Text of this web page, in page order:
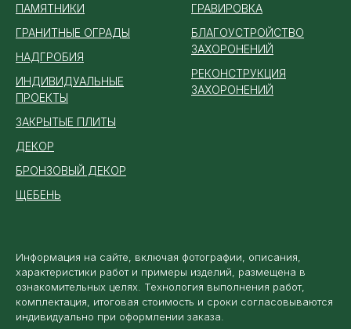
ПАМЯТНИКИ
ГРАНИТНЫЕ ОГРАДЫ
НАДГРОБИЯ
ИНДИВИДУАЛЬНЫЕ
ПРОЕКТЫ
ЗАКРЫТЫЕ ПЛИТЫ
ДЕКОР
БРОНЗОВЫЙ ДЕКОР
ЩЕБЕНЬ
ГРАВИРОВКА
БЛАГОУСТРОЙСТВО
ЗАХОРОНЕНИЙ
РЕКОНСТРУКЦИЯ
ЗАХОРОНЕНИЙ
Информация на сайте, включая фотографии, описания,
характеристики работ и примеры изделий, размещена в
ознакомительных целях. Технология выполнения работ,
комплектация, итоговая стоимость и сроки согласовываются
индивидуально при оформлении заказа.